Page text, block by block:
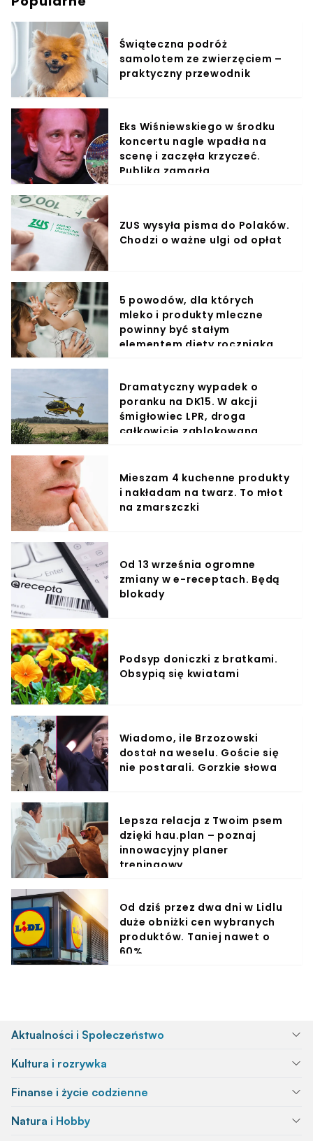
Świąteczna podróż
samolotem ze zwierzęciem –
praktyczny przewodnik
Eks Wiśniewskiego w środku
koncertu nagle wpadła na
scenę i zaczęła krzyczeć.
Publika zamarła
ZUS wysyła pisma do Polaków.
Chodzi o ważne ulgi od opłat
5 powodów, dla których
mleko i produkty mleczne
powinny być stałym
elementem diety roczniaka
Dramatyczny wypadek o
poranku na DK15. W akcji
śmigłowiec LPR, droga
całkowicie zablokowana
Mieszam 4 kuchenne produkty
i nakładam na twarz. To młot
na zmarszczki
Od 13 września ogromne
zmiany w e-receptach. Będą
blokady
Podsyp doniczki z bratkami.
Obsypią się kwiatami
Wiadomo, ile Brzozowski
dostał na weselu. Goście się
nie postarali. Gorzkie słowa
Lepsza relacja z Twoim psem
dzięki hau.plan – poznaj
innowacyjny planer
treningowy
Od dziś przez dwa dni w Lidlu
duże obniżki cen wybranych
produktów. Taniej nawet o
60%
Aktualności i Społeczeństwo
Kultura i rozrywka
Finanse i życie codzienne
Natura i Hobby